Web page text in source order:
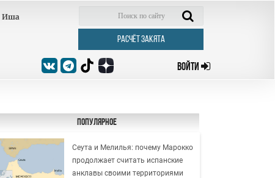
Иша
РАСЧЁТ ЗАКЯТА
ВОЙТИ
Популярное
Сеута и Мелилья: почему Марокко
продолжает считать испанские
анклавы своими территориями